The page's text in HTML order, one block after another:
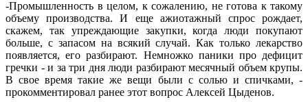
-Промышленность в целом, к сожалению, не готова к такому
объему производства. И еще ажиотажный спрос рождает,
скажем, так упреждающие закупки, когда люди покупают
больше, с запасом на всякий случай. Как только лекарство
появляется, его разбирают. Немножко паники про дефицит
гречки - и за три дня люди разбирают месячный объем крупы.
В свое время такие же вещи были с солью и спичками, -
прокомментировал ранее этот вопрос Алексей Цыденов.